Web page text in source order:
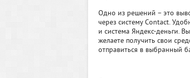
Одно из решений – это
через систему Contact.
и система Яндекс-деньги.
желаете получить свои
отправиться в выбранный